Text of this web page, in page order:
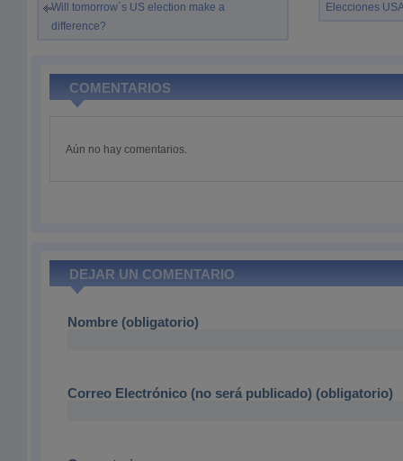
Will tomorrow´s US election make a
difference?
Elecciones
COMENTARIOS
Aún no hay comentarios.
DEJAR UN COMENTARIO
Nombre (obligatorio)
Correo Electrónico (no será publicado) (obligatorio)